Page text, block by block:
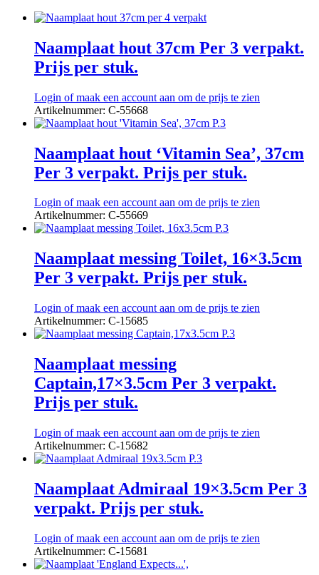
Naamplaat hout 37cm Per 3 verpakt.
Prijs per stuk.
Login of maak een account aan om de prijs te zien
Artikelnummer: C-55668
Naamplaat hout ‘Vitamin Sea’, 37cm
Per 3 verpakt. Prijs per stuk.
Login of maak een account aan om de prijs te zien
Artikelnummer: C-55669
Naamplaat messing Toilet, 16×3.5cm
Per 3 verpakt. Prijs per stuk.
Login of maak een account aan om de prijs te zien
Artikelnummer: C-15685
Naamplaat messing
Captain,17×3.5cm Per 3 verpakt.
Prijs per stuk.
Login of maak een account aan om de prijs te zien
Artikelnummer: C-15682
Naamplaat Admiraal 19×3.5cm Per 3
verpakt. Prijs per stuk.
Login of maak een account aan om de prijs te zien
Artikelnummer: C-15681